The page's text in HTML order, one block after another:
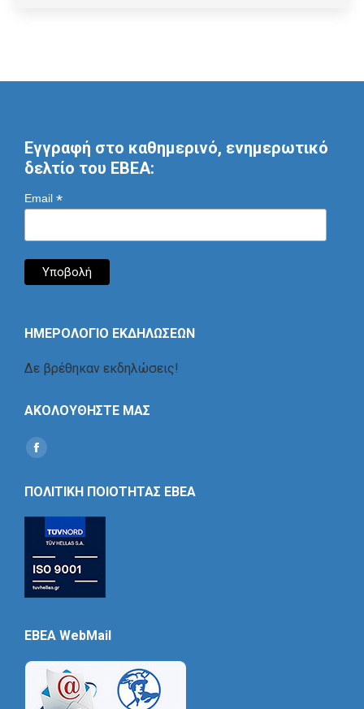
Εγγραφή στο καθημερινό, ενημερωτικό
δελτίο του ΕΒΕΑ:
Email *
ΗΜΕΡΟΛΟΓΙΟ ΕΚΔΗΛΩΣΕΩΝ
Δε βρέθηκαν εκδηλώσεις!
ΑΚΟΛΟΥΘΗΣΤΕ ΜΑΣ
Find us on:
Social
ΠΟΛΙΤΙΚΗ ΠΟΙΟΤΗΤΑΣ ΕΒΕΑ
EBEA WebMail